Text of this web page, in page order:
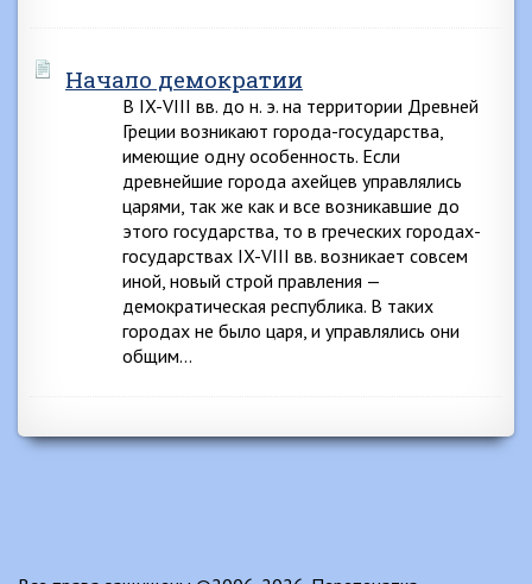
Начало демократии
В IX-VIII вв. до н. э. на территории Древней
Греции возникают города-государства,
имеющие одну особенность. Если
древнейшие города ахейцев управлялись
царями, так же как и все возникавшие до
этого государства, то в греческих городах-
государствах IX-VIII вв. возникает совсем
иной, новый строй правления —
демократическая республика. В таких
городах не было царя, и управлялись они
общим…